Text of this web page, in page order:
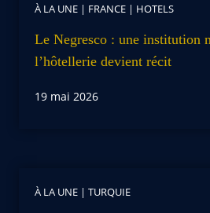
À LA UNE | FRANCE | HOTELS
Le Negresco : une institution
l’hôtellerie devient récit
19 mai 2026
À LA UNE | TURQUIE